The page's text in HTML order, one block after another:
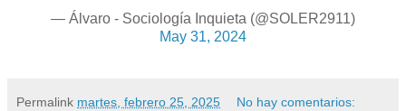
— Álvaro - Sociología Inquieta (@SOLER2911)
May 31, 2024
Permalink martes, febrero 25, 2025 No hay comentarios: